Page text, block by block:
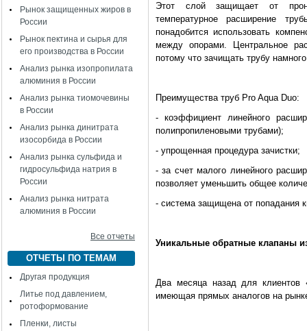
Рынок защищенных жиров в
России
Рынок пектина и сырья для
его производства в России
Анализ рынка изопропилата
алюминия в России
Анализ рынка тиомочевины
в России
Анализ рынка динитрата
изосорбида в России
Анализ рынка сульфида и
гидросульфида натрия в
России
Анализ рынка нитрата
алюминия в России
Все отчеты
ОТЧЕТЫ ПО ТЕМАМ
Другая продукция
Литье под давлением,
ротоформование
Пленки, листы
Этот слой защищает от
температурное расширение
понадобится использовать
между опорами. Центральное
потому что зачищать трубу
Преимущества труб Pro Aqua Duo:
- коэффициент линейного
полипропиленовыми трубами);
- упрощенная процедура зачистки;
- за счет малого линейного
позволяет уменьшить общее
- система защищена от попадания
Уникальные обратные клапаны
Два месяца назад для клиентов
имеющая прямых аналогов на